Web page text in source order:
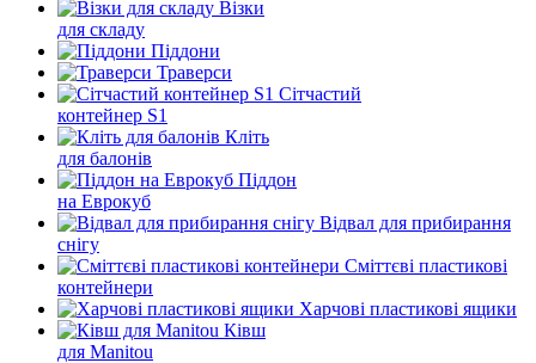
Візки
для складу
Піддони
Траверси
Сітчастий
контейнер S1
Кліть
для балонів
Піддон
на Еврокуб
Відвал для прибирання
снігу
Cміттєві пластикові
контейнери
Харчові пластикові ящики
Ківш
для Manitou